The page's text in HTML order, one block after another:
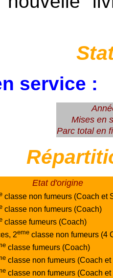
service :
Mises en
Parc total en
Etat d'origine
classe non fumeurs (Coach et
classe non fumeurs (Coach)
classe fumeurs (Coach)
2eme classe non fumeurs (4
classe fumeurs (Coach)
classe non fumeurs (Coach et
classe non fumeurs (Coach et